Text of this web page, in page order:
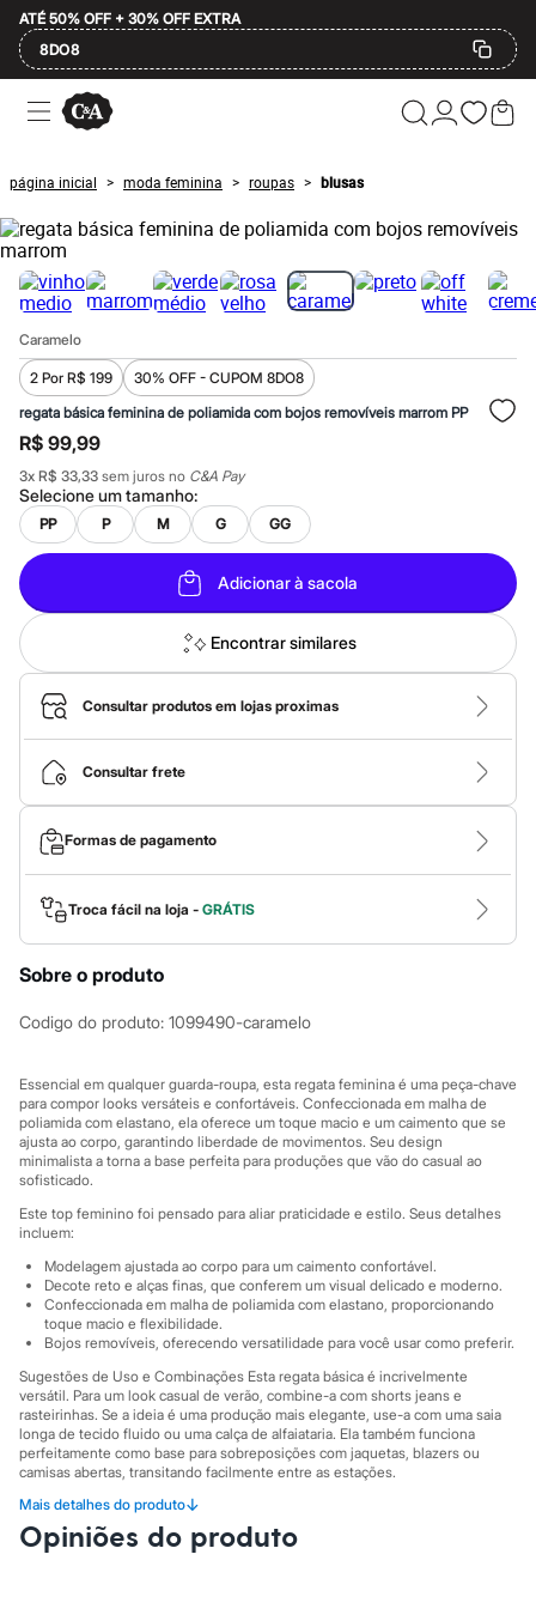
ATÉ 50% OFF + 30% OFF EXTRA
8DO8
Ofertas
Compre por Departamento
Masculino
Infantil
Calçados
Mindse7
Plus Size
Até 20% off
Até 40% off
A partir de 60% off
Feminino
Em alta
Inverno
Alfaiataria
Novidades
Roupas
Blusas e Camisetas
Básicos
Calças
Casacos e Jaquetas
Jeans
Macacões
Saias
Shorts e Bermudas
Vestidos
Acessórios
Bolsas
Bonés e Chapéus
Bijoux
Cintos
Óculos
Relógios
Calçados
Botas
Rasteirinhas
Sandálias
Sapatilhas
Tênis
City
Clock House
Sawary
Yessica
Moda esportiva
Acessórios
Blusas
Calçados
Leggings
Shorts e Bermudas
Moda íntima
Calcinhas
Cintas e Modeladores
Meias
Pijamas
Sutiãs e Tops
Moda praia
Biquínis
Maiôs
Saídas de praia
Personagens
Plus size
Blusas e Camisetas
Calças
página inicial > moda feminina > roupas > blusas
Caramelo
2 Por R$ 199
30% OFF - CUPOM 8DO8
regata básica feminina de poliamida com bojos removíveis marrom PP
R$ 99,99
3x R$ 33,33 sem juros no C&A Pay
Selecione umtamanho:
PP P M G GG
Adicionar à sacola
Encontrar similares
Consultar produtos em lojas proximas
Consultar frete
Formas de pagamento
Troca fácil na loja - GRÁTIS
Sobre o produto
Codigo do produto: 1099490-caramelo
Essencial em qualquer guarda-roupa, esta regata feminina é uma peça-chave
para compor looks versáteis e confortáveis. Confeccionada em malha de
poliamida com elastano, ela oferece um toque macio e um caimento que se
ajusta ao corpo, garantindo liberdade de movimentos. Seu design
minimalista a torna a base perfeita para produções que vão do casual ao
sofisticado.
Este top feminino foi pensado para aliar praticidade e estilo. Seus detalhes
incluem:
Modelagem ajustada ao corpo para um caimento confortável.
Decote reto e alças finas, que conferem um visual delicado e moderno.
Confeccionada em malha de poliamida com elastano, proporcionando
toque macio e flexibilidade.
Bojos removíveis, oferecendo versatilidade para você usar como preferir.
Sugestões de Uso e Combinações Esta regata básica é incrivelmente
versátil. Para um look casual de verão, combine-a com shorts jeans e
rasteirinhas. Se a ideia é uma produção mais elegante, use-a com uma saia
longa de tecido fluido ou uma calça de alfaiataria. Ela também funciona
perfeitamente como base para sobreposições com jaquetas, blazers ou
camisas abertas, transitando facilmente entre as estações.
A gente se encontra na C&A! ❤/38
A Modelo veste tamanho P.
Mais detalhes do produto↓
Opiniões do produto